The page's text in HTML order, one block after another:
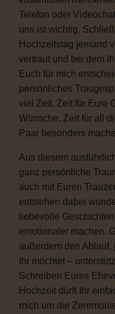
Telefon oder
uns ist wichtig.
Hochzeitstag jemand
vertraut und bei dem
Euch für mich
persönliches
viel Zeit. Zeit für Eure
Wünsche. Zeit für all
Paar besonders
Aus diesem
ganz persönliche
auch mit Euren
entstehen dabei
liebevolle
emotionaler machen.
außerdem den
Ihr möchtet –
Schreiben Eures
Hochzeit dürft Ihr
mich um die